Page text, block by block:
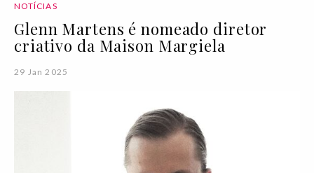
NOTÍCIAS
Glenn Martens é nomeado diretor
criativo da Maison Margiela
29 Jan 2025